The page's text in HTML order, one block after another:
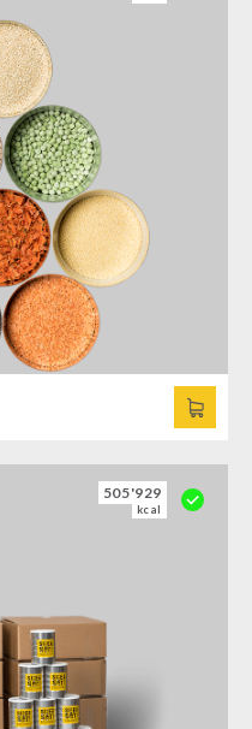
505'929
kcal